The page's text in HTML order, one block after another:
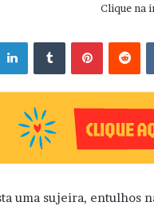
Clique na
Linkedin
uma sujeira, entulhos